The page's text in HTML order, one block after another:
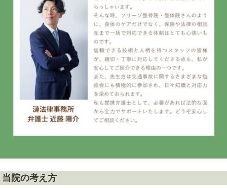
当院の考え方